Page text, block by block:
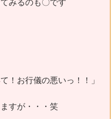
！お行儀の悪いっ！！」
すが・・・笑